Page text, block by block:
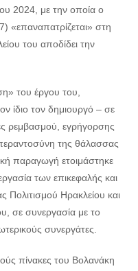
2024, με την οποία ο
«επαναπατρίζεται» στη
του αποδίδει την
του έργου του,
ίδιο τον δημιουργό – σε
ρεμβασμού, εγρήγορσης
της θάλασσας
παραγωγή ετοιμάστηκε
των επικεφαλής και
Πολιτισμού Ηρακλείου και
σε συνεργασία με το
συνεργάτες.
πίνακες του Βολανάκη